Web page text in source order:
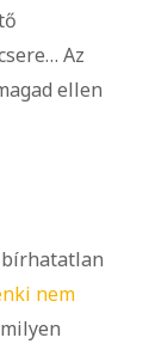
Az
ellen
nem